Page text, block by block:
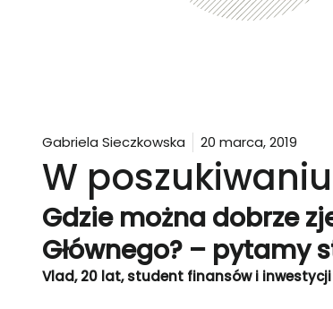
Gabriela Sieczkowska 20 marca, 2019
W
Gdzie można dobrze
Głównego? – pytamy
Vlad, 20 lat, student finansów i inwestycji